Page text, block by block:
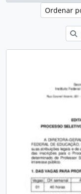
Ordenar